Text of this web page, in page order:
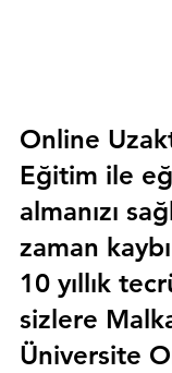
Online
Eğitim ile
almanızı
zaman
10 yıllık
sizlere
Üniversite